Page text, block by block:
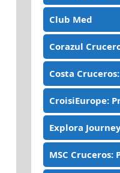
Club Med
Corazul
Costa
CroisiEurope:
Explora
MSC Cruceros: